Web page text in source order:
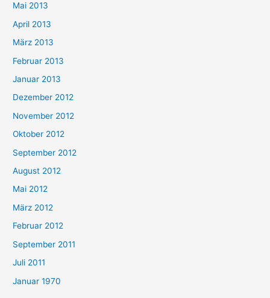
Mai 2013
April 2013
März 2013
Februar 2013
Januar 2013
Dezember 2012
November 2012
Oktober 2012
September 2012
August 2012
Mai 2012
März 2012
Februar 2012
September 2011
Juli 2011
Januar 1970